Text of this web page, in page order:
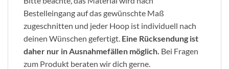
Bestelleingang auf das gewünschte Maß
zugeschnitten und jeder Hoop ist individuell nach
deinen Wünschen gefertigt. Eine Rücksendung ist
daher nur in Ausnahmefällen möglich. Bei Fragen
zum Produkt beraten wir dich gerne.